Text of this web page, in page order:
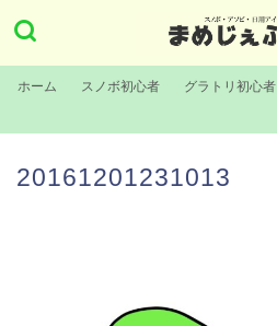
ホーム スノボ初心者 グラトリ初心者
20161201231013